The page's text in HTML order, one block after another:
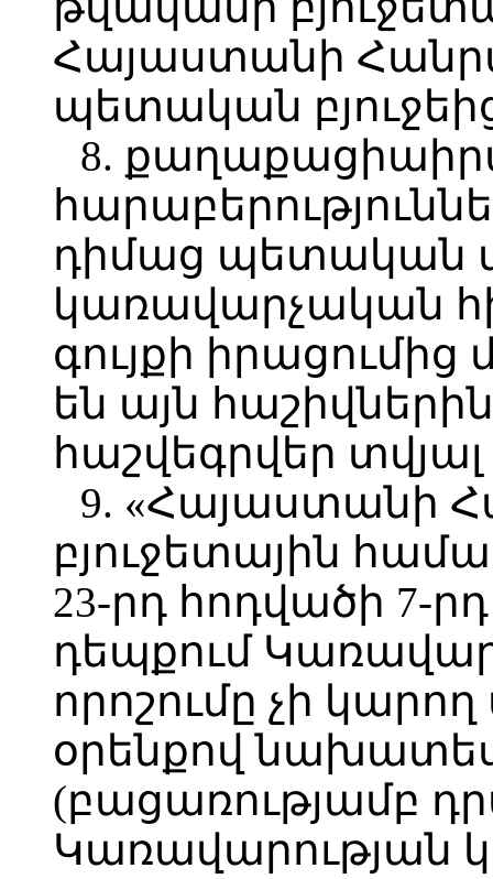
Հայաստանի
պետական
8.
դիմաց պետական
կառավարչական
գույքի իրացումից
են այն
հաշվեգրվեր
9. «Հայաստանի
բյուջետային
23-րդ հոդվածի
դեպքում
որոշումը չի կարող
օրենքով
(բացառությամբ
Կառավարության